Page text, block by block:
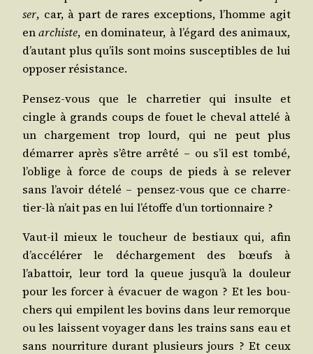
ser, car, à part de rares excep­tions, l’homme agit
enarchiste, en domi­na­teur, à l’égard des ani­maux,
d’autant plus qu’ils sont moins sus­cep­tibles de lui
oppo­ser résistance.
Pen­sez-vous que le char­re­tier qui insulte et
cingle à grands coups de fouet le che­val atte­lé à
un char­ge­ment trop lourd, qui ne peut plus
démar­rer après s’être arrê­té – ou s’il est tom­bé,
l’oblige à force de coups de pieds à se rele­ver
sans l’avoir déte­lé – pen­sez-vous que ce char­re­
tier-là n’ait pas en lui l’étoffe d’un tortionnaire ?
Vaut-il mieux le tou­cheur de bes­tiaux qui, afin
d’accélérer le déchar­ge­ment des bœufs à
l’abattoir, leur tord la queue jus­qu’à la dou­leur
pour les for­cer à éva­cuer de wagon ? Et les bou­
chers qui empilent les bovins dans leur remorque
ou les laissent voya­ger dans les trains sans eau et
sans nour­ri­ture durant plu­sieurs jours ? Et ceux